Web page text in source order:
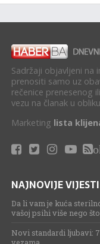
Sadržaji objavljeni na
prenositi samo uz
rečenice prenesenog
vezu na članak u
Marketing lista
NAJNOVIJE VIJESTI
Da li vam je kuća
vašoj psihi više nego
Novi standardi ljubavi: